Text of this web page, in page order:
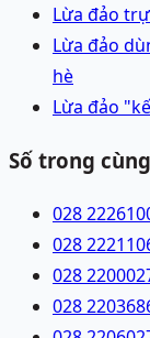
Lừa đảo
Lừa đảo
hè
Lừa đảo
Số trong
028
028
028
028